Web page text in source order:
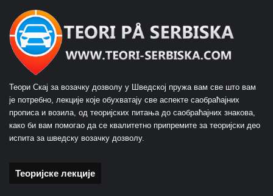
Теори Скај за возачку дозволу у Шведској пружа вам све што вам
је потребно, лекције које обухватају све аспекте саобраћајних
прописа и возила, од теоријских питања до саобраћајних знакова,
како би вам помогао да се квалитетно припремите за теоријски део
испита за шведску возачку дозволу.
Теоријске лекције